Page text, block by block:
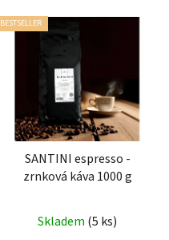
BESTSELLER
SANTINI espresso -
zrnková káva 1000 g
hodnocení
Skladem (5 ks)